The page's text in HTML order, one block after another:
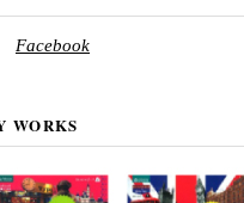
Facebook
WORKS